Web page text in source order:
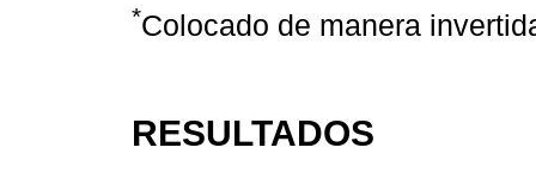
*Colocado de manera
RESULTADOS